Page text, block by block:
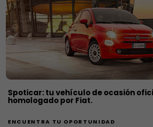
Spoticar: tu vehículo de ocasión
homologado por Fiat.
ENCUENTRA TU OPORTUNIDAD